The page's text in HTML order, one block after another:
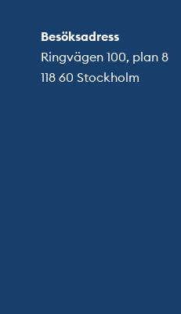
Besöksadress
Ringvägen 100, plan 8
118 60 Stockholm